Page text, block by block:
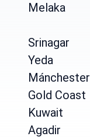
Melaka
Srinagar
Yeda
Mánchester
Gold Coast
Kuwait
Agadir